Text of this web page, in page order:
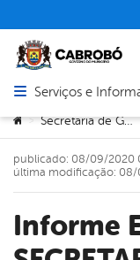
Abrir menu
Serviços e
Você está aqui:
> Secretaria de Governo
Informe Epidemiológico –
publicado: 08/09/2020
última modificação: